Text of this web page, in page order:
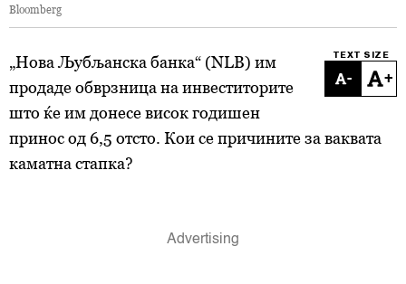
Bloomberg
TEXT SIZE
- +
„Нова Љубљанска банка“ (NLB) им
продаде обврзница на инвеститорите
што ќе им донесе висок годишен
принос од 6,5 отсто. Кои се причините за ваквата
каматна стапка?